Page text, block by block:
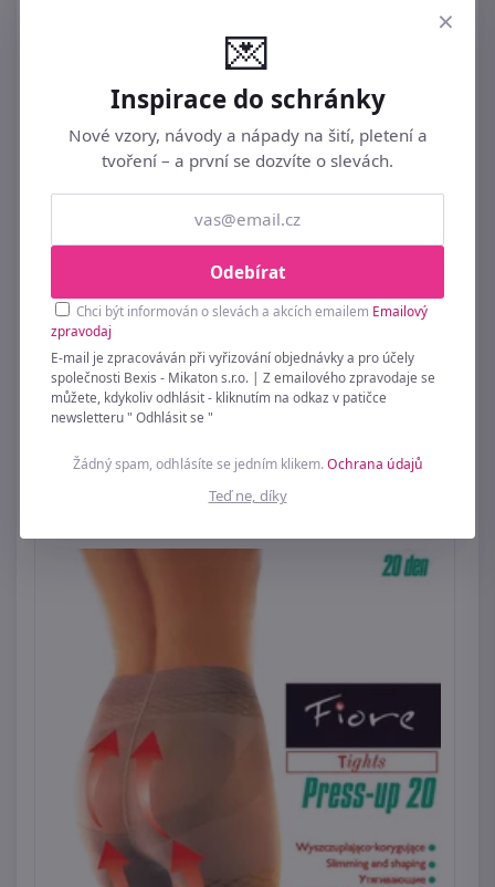
Punčocháče dámské medica Mama 108
Gabriella
169 Kč
×
💌
Inspirace do schránky
Nové vzory, návody a nápady na šití, pletení a
tvoření – a první se dozvíte o slevách.
Odebírat
Chci být informován o slevách a akcích emailem Emailový
zpravodaj
E-mail je zpracováván při vyřizování objednávky a pro účely
společnosti Bexis - Mikaton s.r.o. | Z emailového zpravodaje se
můžete, kdykoliv odhlásit - kliknutím na odkaz v patičce
newsletteru " Odhlásit se "
Žádný spam, odhlásíte se jedním klikem.Ochrana údajů
Teď ne, díky